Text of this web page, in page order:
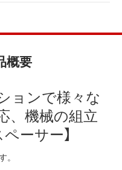
概要
ョンで様々な
、機械の組立
ーサー】
。